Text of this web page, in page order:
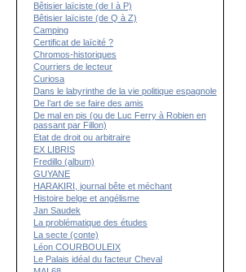
Bêtisier laïciste (de I à P)
Bêtisier laïciste (de Q à Z)
Camping
Certificat de laïcité ?
Chromos-historiques
Courriers de lecteur
Curiosa
Dans le labyrinthe de la vie politique espagnole
De l’art de se faire des amis
De mal en pis (ou de Luc Ferry à Robien en
passant par Fillon)
Etat de droit ou arbitraire
EX LIBRIS
Fredillo (album)
GUYANE
HARAKIRI, journal bête et méchant
Histoire belge et angélisme
Jan Saudek
La problématique des études
La secte (conte)
Léon COURBOULEIX
Le Palais idéal du facteur Cheval